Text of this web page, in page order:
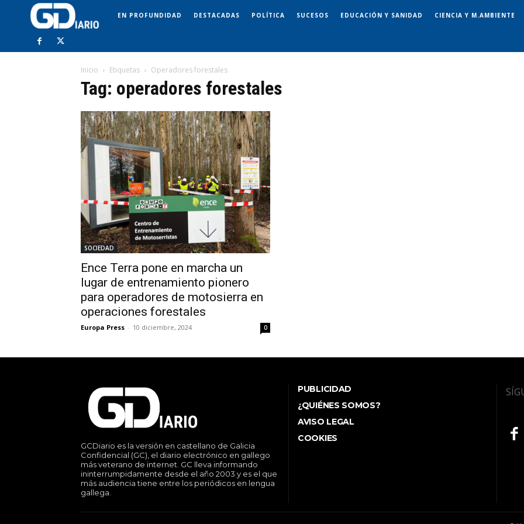
EN PROFUNDIDAD DESTACADAS POLÍTICA SUCESOS EDUCACIÓN Y SANIDAD CIENCIA Y M.AMBIENTE
Inicio Etiquetas Operadores forestales
Tag: operadores forestales
SOCIEDAD
Ence Terra pone en marcha un
lugar de entrenamiento pionero
para operadores de motosierra en
operaciones forestales
Europa Press - 10 diciembre, 2024 0
GCDiario es la versión en castellano de Galicia
Confidencial (GC), el diario electrónico en gallego
más veterano de internet. GC lleva informando
ininterrumpidamente desde el año 2003 y es el que
más audiencia tiene entre los periódicos en lengua
gallega.
PUBLICIDAD
¿QUIÉNES SOMOS?
AVISO LEGAL
COOKIES